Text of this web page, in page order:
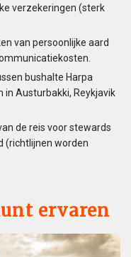
verzekeringen (sterk
van persoonlijke aard
bushalte Harpa
Austurbakki, Reykjavik
de reis voor stewards
(richtlijnen worden
ervaren